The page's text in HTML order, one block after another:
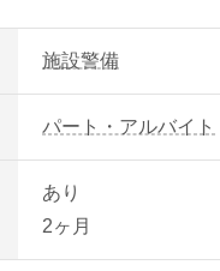
施設警備
パート・アルバイト
あり
2ヶ月